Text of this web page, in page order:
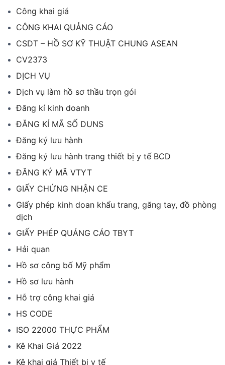
Công khai giá
CÔNG KHAI QUẢNG CÁO
CSDT – HỒ SƠ KỸ THUẬT CHUNG ASEAN
CV2373
DỊCH VỤ
Dịch vụ làm hồ sơ thầu trọn gói
Đăng kí kinh doanh
ĐĂNG KÍ MÃ SỐ DUNS
Đăng ký lưu hành
Đăng ký lưu hành trang thiết bị y tế BCD
ĐĂNG KÝ MÃ VTYT
GIẤY CHỨNG NHẬN CE
GIấy phép kinh doan khẩu trang, găng tay, đồ phòng
dịch
GIẤY PHÉP QUẢNG CÁO TBYT
Hải quan
Hồ sơ công bố Mỹ phẩm
Hồ sơ lưu hành
Hỗ trợ công khai giá
HS CODE
ISO 22000 THỰC PHẨM
Kê Khai Giá 2022
Kê khai giá Thiết bị y tế